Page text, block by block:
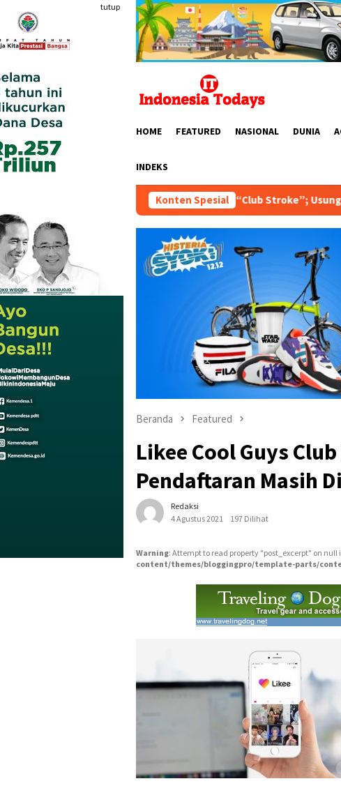
konten
tutup
HOME FEATURED NASIONAL DUNIA
INDEKS
Konten Spesial
1924 Bentuk “Club Stroke”; Usung Tema “Merdeka Stroke untuk
Beranda Featured
Likee Cool Guys
Pendaftaran Masih
Redaksi
4 Agustus 2021
197 Dilihat
Warning: Attempt to read property "post_excerpt" on null
content/themes/bloggingpro/template-parts/